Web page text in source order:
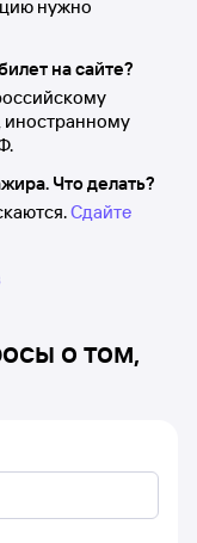
нужно
на сайте?
иностранному
Что делать?
Сдайте
о том,